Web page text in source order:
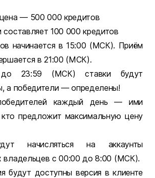
— 500 000 кредитов
составляет 100 000 кредитов
начинается в 15:00 (МСК). Приём
в 21:00 (МСК).
23:59 (МСК) ставки будут
а победители — определены!
каждый день — ими
предложит максимальную цену
начисляться на аккаунты
владельцев с 00:00 до 8:00 (МСК).
будут доступны версия в клиенте